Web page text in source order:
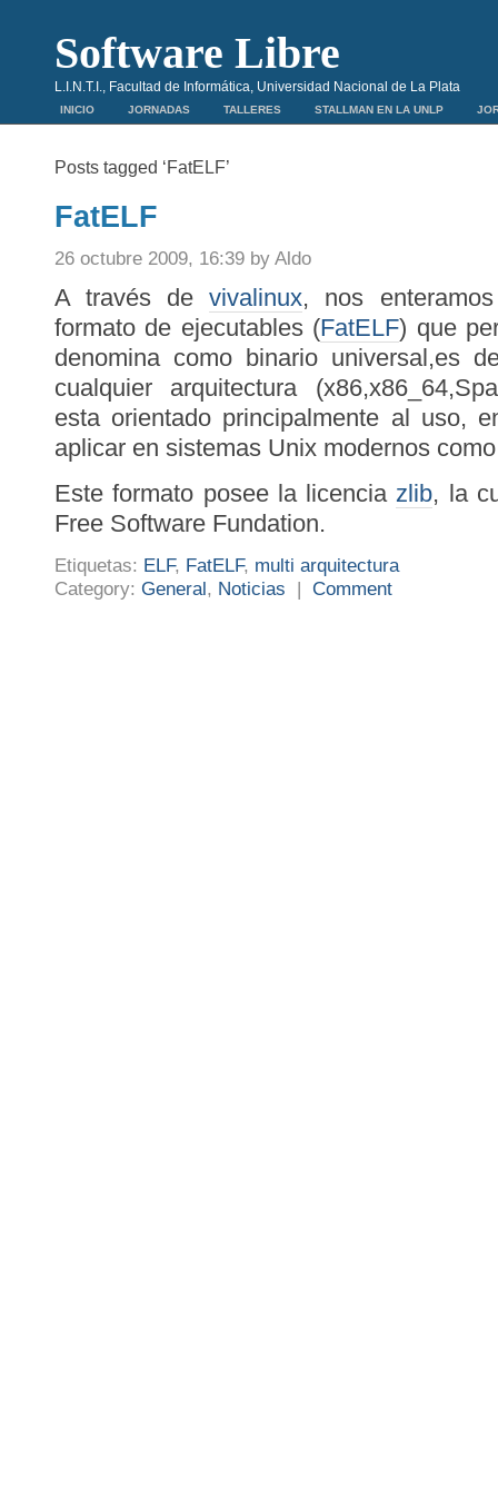
Software Libre
L.I.N.T.I., Facultad de Informática, Universidad Nacional de La Plata
INICIO JORNADAS TALLERES STALLMAN EN LA UNLP
Posts tagged ‘FatELF’
FatELF
26 octubre 2009, 16:39 by Aldo
A través devivalinux, nos
formato de ejecutables (FatELF) que
denomina como binario universal,es
cualquier arquitectura
esta orientado principalmente al uso,
aplicar en sistemas Unix modernos
Este formato posee la licenciazlib, la
Free Software Fundation.
Etiquetas: ELF, FatELF, multi arquitectura
Category: General, Noticias | Comment